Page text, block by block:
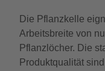
Die Pflanzkelle
Arbeitsbreite von
Pflanzlöcher. Die
Produktqualität